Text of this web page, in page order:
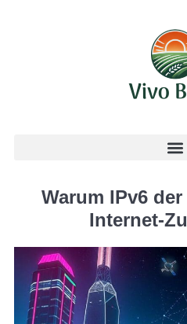
Warum IPv6
Internet-